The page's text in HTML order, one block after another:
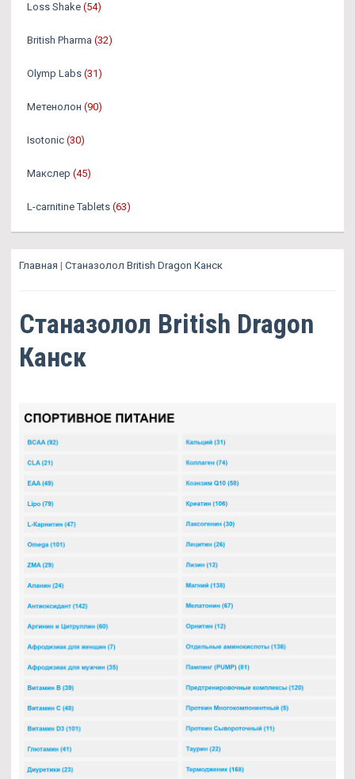
Loss Shake (54)
British Pharma (32)
Olymp Labs (31)
Метенолон (90)
Isotonic (30)
Макслер (45)
L-carnitine Tablets (63)
Главная | Станазолол British Dragon Канск
Станазолол British Dragon
Канск